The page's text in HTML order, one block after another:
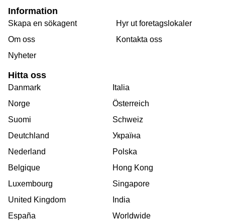
Information
Skapa en sökagent
Om oss
Nyheter
Hyr ut foretagslokaler
Kontakta oss
Hitta oss
Danmark
Norge
Suomi
Deutchland
Nederland
Belgique
Luxembourg
United Kingdom
España
Italia
Österreich
Schweiz
Україна
Polska
Hong Kong
Singapore
India
Worldwide